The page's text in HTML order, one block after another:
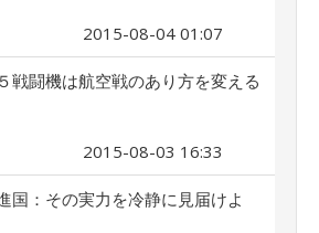
2015-08-04 01:07
戦闘機は航空戦のあり方を変える
2015-08-03 16:33
国：その実力を冷静に見届けよ